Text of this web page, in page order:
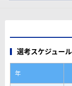
選考スケジュール
年